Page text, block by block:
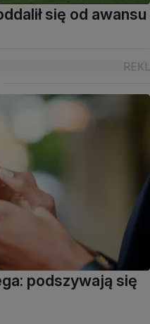
się od awansu
podszywają się